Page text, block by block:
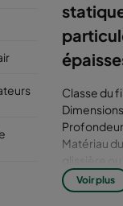
Classe du
Profondeur
Matériau
glissière
Médias :
Voir plus